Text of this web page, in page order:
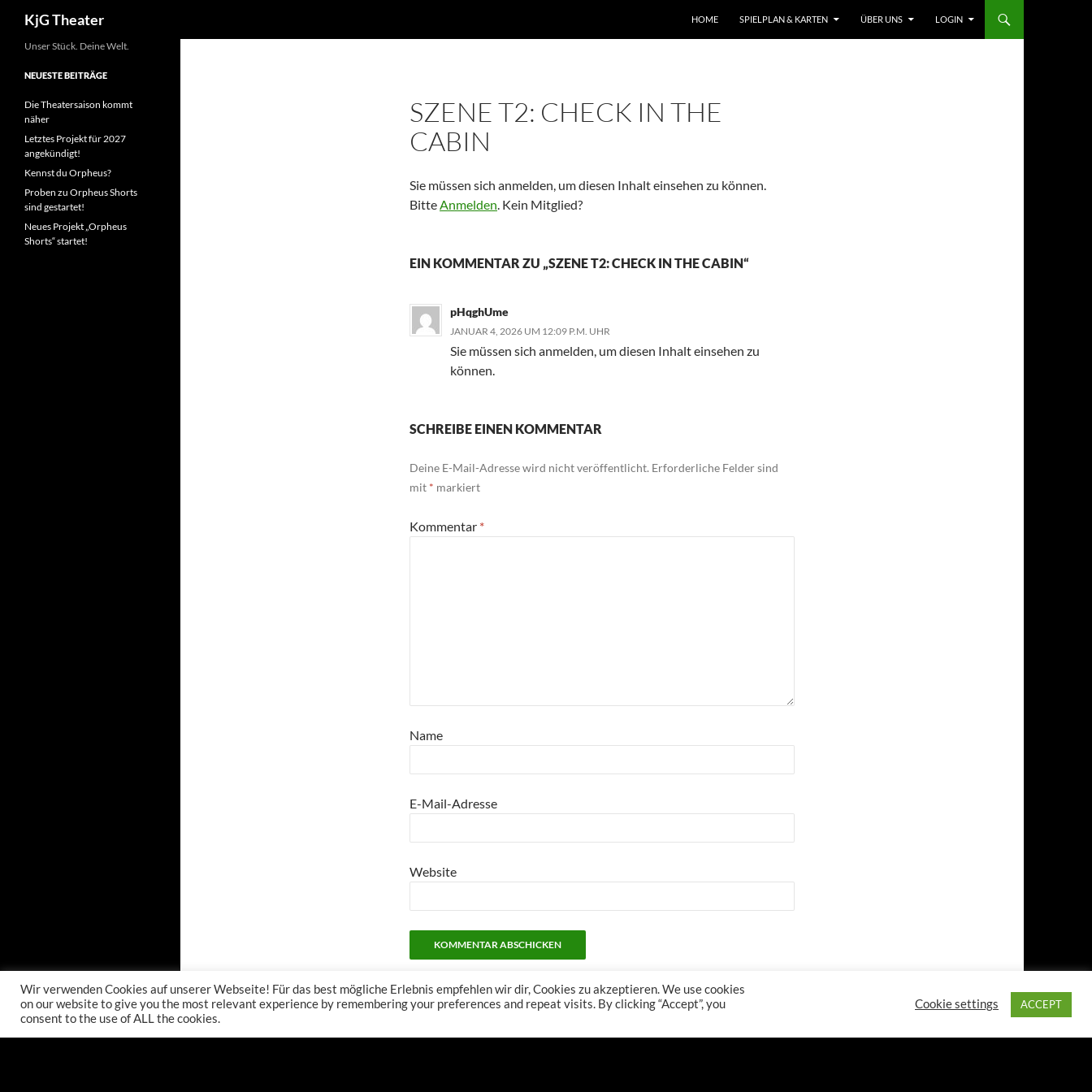
KjG Theater HOME SPIELPLAN & KARTEN ÜBER UNS LOGIN
SZENE T2: CHECK IN THE
CABIN
Sie müssen sich anmelden, um diesen Inhalt einsehen zu können.
BitteAnmelden. Kein Mitglied?
EIN KOMMENTAR ZU „SZENE T2: CHECK IN THE CABIN“
pHqghUme
JANUAR 4, 2026 UM 12:09 P.M. UHR
Sie müssen sich anmelden, um diesen Inhalt einsehen zu
können.
SCHREIBE EINEN KOMMENTAR
Deine E-Mail-Adresse wird nicht veröffentlicht. Erforderliche Felder sind
mit * markiert
Kommentar *
Name
E-Mail-Adresse
Website
Unser Stück. Deine Welt.
NEUESTE BEITRÄGE
Die Theatersaison kommt
näher
Letztes Projekt für 2027
angekündigt!
Kennst du Orpheus?
Proben zu Orpheus Shorts
sind gestartet!
Neues Projekt „Orpheus
Shorts“ startet!
Wir verwenden Cookies auf unserer Webseite! Für das best mögliche Erlebnis empfehlen wir dir, Cookies zu akzeptieren. We use cookies
on our website to give you the most relevant experience by remembering your preferences and repeat visits. By clicking “Accept”, you
consent to the use of ALL the cookies.
Cookie settings ACCEPT